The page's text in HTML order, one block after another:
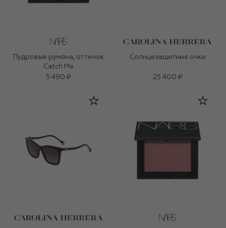
Пудровые румяна, оттенок
Catch Me
5 490 ₽
Солнцезащитные очки
25 400 ₽